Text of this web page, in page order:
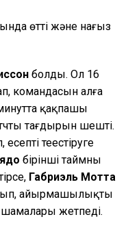
өтті және нағыз
болды. Ол 16
командасын алға
қақпашы
тағдырын шешті.
теңестіруге
бірінші таймның
Габриэль Мотта
айырмашылықты
жетпеді.